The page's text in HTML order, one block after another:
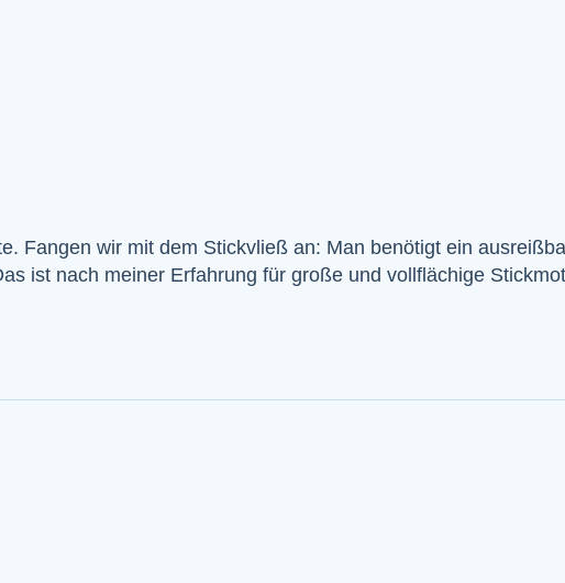
Fangen wir mit dem Stickvließ an: Man benötigt ein
ist nach meiner Erfahrung für große und vollflächige